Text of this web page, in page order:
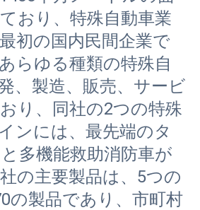
おり、特殊自動車業
初の国内民間企業で
らゆる種類の特殊自
、製造、販売、サービ
り、同社の2つの特殊
ンには、最先端のタ
多機能救助消防車が
の主要製品は、5つの
の製品であり、市町村